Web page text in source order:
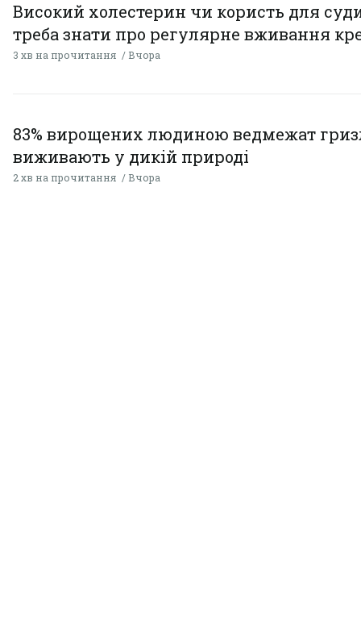
Високий холестерин чи користь для
треба знати про регулярне вживання
3 хв на прочитання Вчора
83% вирощених людиною ведмежат
виживають у дикій природі
2 хв на прочитання Вчора